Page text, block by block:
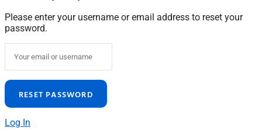
Please enter your username or email address to reset your
password.
Log In